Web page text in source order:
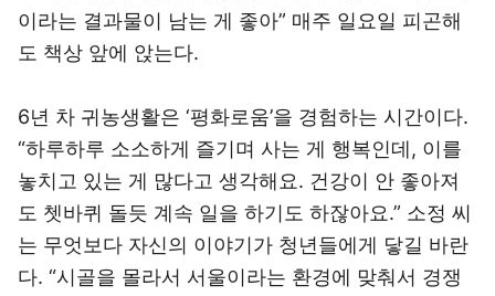
이라는 결과물이 남는 게 좋아” 매주 일요일 피곤해
도 책상 앞에 앉는다.
6년 차 귀농생활은 ‘평화로움’을 경험하는 시간이다.
“하루하루 소소하게 즐기며 사는 게 행복인데, 이를
놓치고 있는 게 많다고 생각해요. 건강이 안 좋아져
도 쳇바퀴 돌듯 계속 일을 하기도 하잖아요.” 소정 씨
는 무엇보다 자신의 이야기가 청년들에게 닿길 바란
다. “시골을 몰라서 서울이라는 환경에 맞춰서 경쟁